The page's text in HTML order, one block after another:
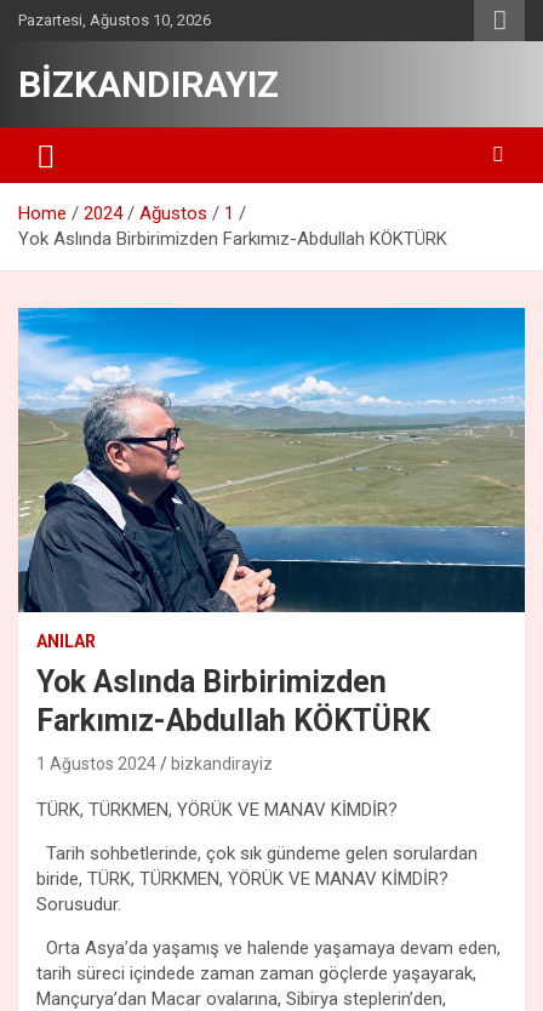
Skip
content
Pazartesi, Ağustos 10, 2026
BİZKANDIRAYIZ
Home 2024 Ağustos
1
Yok Aslında Birbirimizden Farkımız-Abdullah KÖKTÜRK
ANILAR
Yok Aslında Birbirimizden
Farkımız-Abdullah KÖKTÜRK
1 Ağustos 2024 bizkandirayiz
TÜRK, TÜRKMEN, YÖRÜK VE MANAV KİMDİR?
Tarih sohbetlerinde, çok sık gündeme gelen sorulardan
biride, TÜRK, TÜRKMEN, YÖRÜK VE MANAV KİMDİR?
Sorusudur.
Orta Asya’da yaşamış ve halende yaşamaya devam eden,
tarih süreci içindede zaman zaman göçlerde yaşayarak,
Mançurya’dan Macar ovalarına, Sibirya steplerin’den,